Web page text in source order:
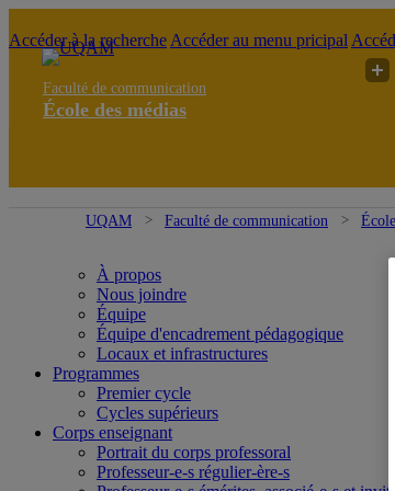
Accéder à la recherche Accéder au menu pricipal
Faculté de communication
École des médias
UQAM Faculté de communication
À propos
Nous joindre
Équipe
Équipe d'encadrement pédagogique
Locaux et infrastructures
Programmes
Premier cycle
Cycles supérieurs
Corps enseignant
Portrait du corps professoral
Professeur-e-s régulier-ère-s